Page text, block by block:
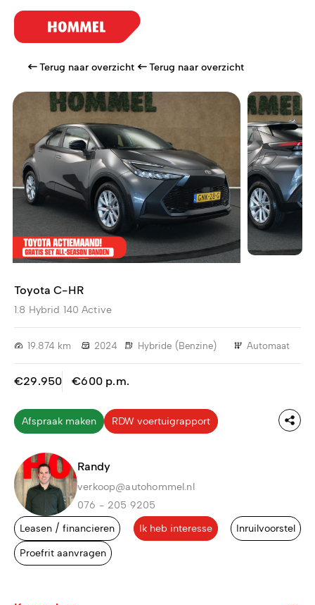
Terug naar overzicht Terug naar overzicht
Toyota C-HR
1.8 Hybrid 140 Active
19.874 km 2024 Hybride (Benzine) Automaat
€29.950 €600 p.m.
Afspraak maken RDW voertuigrapport
Leasen / financieren Ik heb interesse Inruilvoorstel
Proefrit aanvragen
Randy
verkoop@autohommel.nl
076 - 205 9205